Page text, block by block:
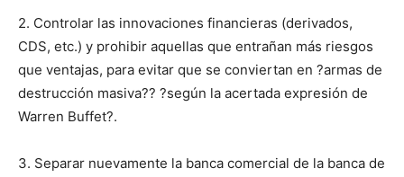
2. Controlar las innovaciones financieras (derivados,
CDS, etc.) y prohibir aquellas que entrañan más riesgos
que ventajas, para evitar que se conviertan en ?armas de
destrucción masiva?? ?según la acertada expresión de
Warren Buffet?.
3. Separar nuevamente la banca comercial de la banca de